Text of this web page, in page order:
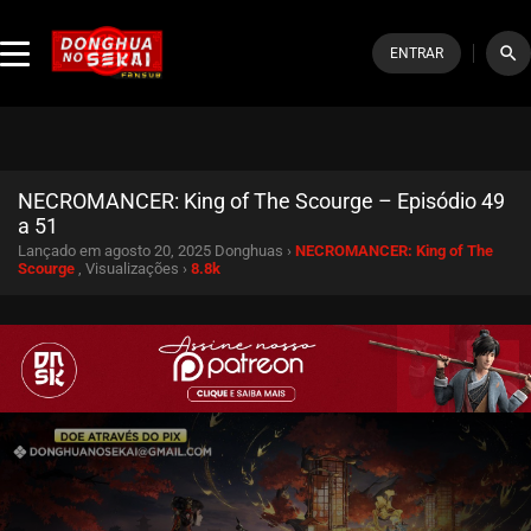
ENTRAR search
NECROMANCER: King of The Scourge – Episódio 49
a 51
Lançado em agosto 20, 2025 Donghuas › NECROMANCER: King of The
Scourge , Visualizações › 8.8k